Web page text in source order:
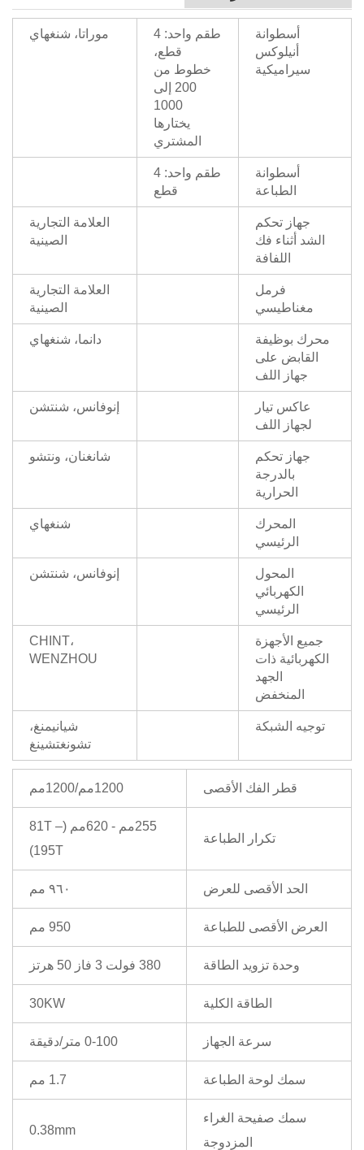
أسطوانة
أنيلوكس
سيراميكية
طقم واحد: 4
قطع،
خطوط من
200 إلى
1000
يختارها
المشتري
موراتا، شنغهاي
أسطوانة
الطباعة
طقم واحد: 4
قطع
جهاز تحكم
الشد أثناء فك
اللفافة
العلامة التجارية
الصينية
فرمل
مغناطيسي
العلامة التجارية
الصينية
محرك بوظيفة
القابض على
جهاز اللف
دانما، شنغهاي
عاكس تيار
لجهاز اللف
إنوفانس، شنتشن
جهاز تحكم
بالدرجة
الحرارية
شانغنان، ونتشو
المحرك
الرئيسي
شنغهاي
المحول
الكهربائي
الرئيسي
إنوفانس، شنتشن
جميع الأجهزة
الكهربائية ذات
الجهد
المنخفض
CHINT،
WENZHOU
توجيه الشبكة
شيانيمنغ،
تشونغتشينغ
قطر الفك الأقصى 1200مم/1200مم
تكرار الطباعة
255مم - 620مم (81T –
195T)
الحد الأقصى للعرض ٩٦٠ مم
العرض الأقصى للطباعة 950 مم
وحدة تزويد الطاقة 380 فولت 3 فاز 50 هرتز
الطاقة الكلية 30KW
سرعة الجهاز 0-100 متر/دقيقة
سمك لوحة الطباعة 1.7 مم
سمك صفيحة الغراء
المزدوجة
0.38mm